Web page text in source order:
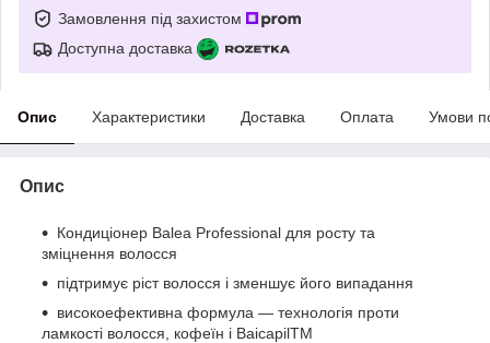
Замовлення під захистом
Доступна доставка
Опис Характеристики Доставка Оплата Умови
Опис
Кондиціонер Balea Professional для росту та
зміцнення волосся
підтримує ріст волосся і зменшує його випадання
високоефективна формула — технологія проти
ламкості волосся, кофеїн і BaicapilTM